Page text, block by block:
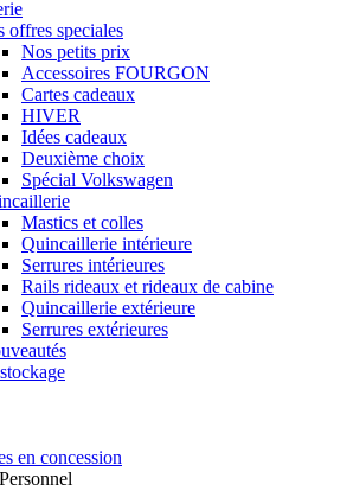
offres speciales
Nos petits prix
Accessoires FOURGON
Cartes cadeaux
HIVER
Idées cadeaux
Deuxième choix
Spécial Volkswagen
Mastics et colles
Quincaillerie intérieure
Serrures intérieures
Rails rideaux et rideaux de cabine
Quincaillerie extérieure
Serrures extérieures
en concession